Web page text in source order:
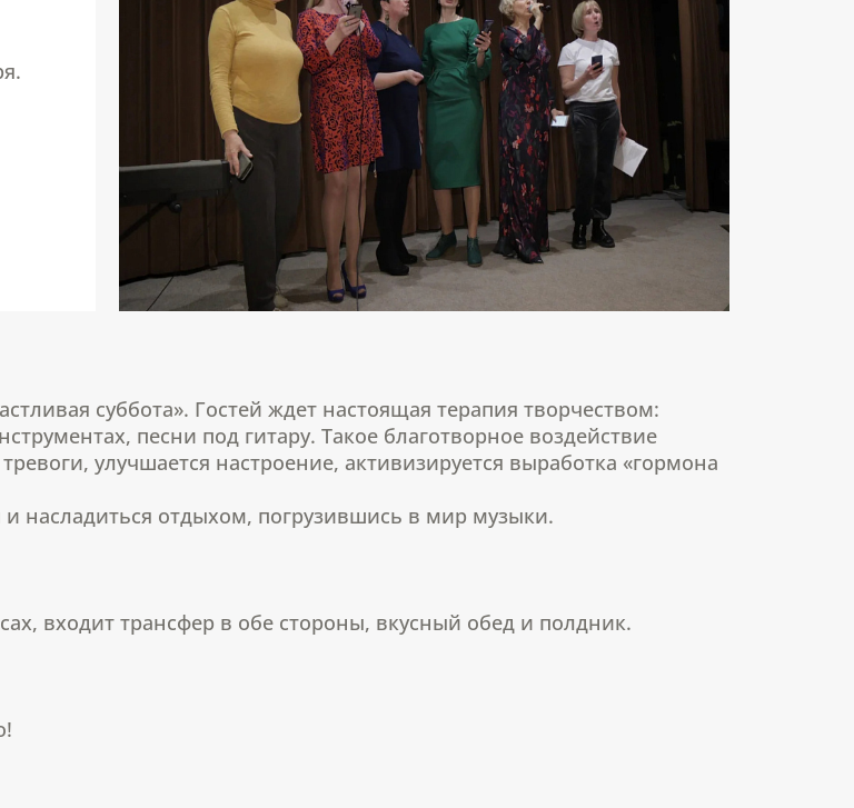
суббота». Гостей ждет настоящая терапия творчеством:
песни под гитару. Такое благотворное воздействие
улучшается настроение, активизируется выработка «гормона
и насладиться отдыхом, погрузившись в мир музыки.
входит трансфер в обе стороны, вкусный обед и полдник.